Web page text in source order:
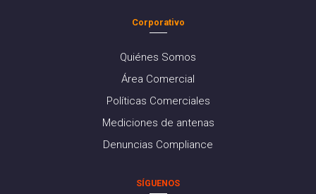
Corporativo
Quiénes Somos
Área Comercial
Políticas Comerciales
Mediciones de antenas
Denuncias Compliance
SÍGUENOS